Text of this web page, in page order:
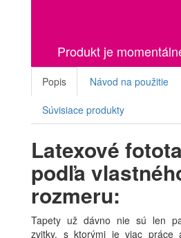
Produkt je
Popis Návod na použitie
Súvisiace produkty
Latexové
podľa
rozmeru:
Tapety už dávno nie sú len
zvitky, s ktorými je viac práce